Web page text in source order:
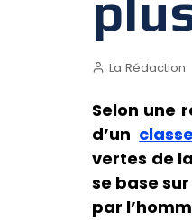
La Rédaction
Selon une
d’un
vertes de
se base
par